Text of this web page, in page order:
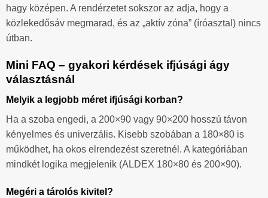
hagy középen. A rendérzetet sokszor az adja, hogy a
közlekedősáv megmarad, és az „aktív zóna” (íróasztal) nincs
útban.
Mini FAQ – gyakori kérdések ifjúsági ágy
választásnál
Melyik a legjobb méret ifjúsági korban?
Ha a szoba engedi, a 200×90 vagy 90×200 hosszú távon
kényelmes és univerzális. Kisebb szobában a 180×80 is
működhet, ha okos elrendezést szeretnél. A kategóriában
mindkét logika megjelenik (ALDEX 180×80 és 200×90).
Megéri a tárolós kivitel?